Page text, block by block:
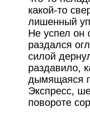
какой-то
лишенный
Не успел он
раздался
силой
раздавило,
дымящаяся
Экспресс,
повороте